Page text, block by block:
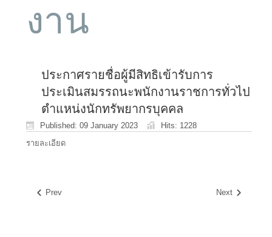
งาน
ประกาศรายชื่อผู้มีสิทธิเข้ารับการ
ประเมินสมรรถนะพนักงานราชการทั่วไป
ตำแหน่งนักทรัพยากรบุคคล
Published: 09 January 2023
Hits: 1228
รายละเอียด
Prev Next